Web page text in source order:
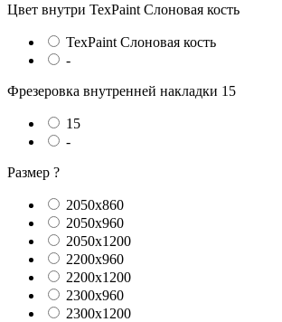
Цвет внутри TexPaint Слоновая кость
TexPaint Слоновая кость
-
Фрезеровка внутренней накладки 15
15
-
Размер ?
2050x860
2050x960
2050x1200
2200x960
2200x1200
2300x960
2300x1200